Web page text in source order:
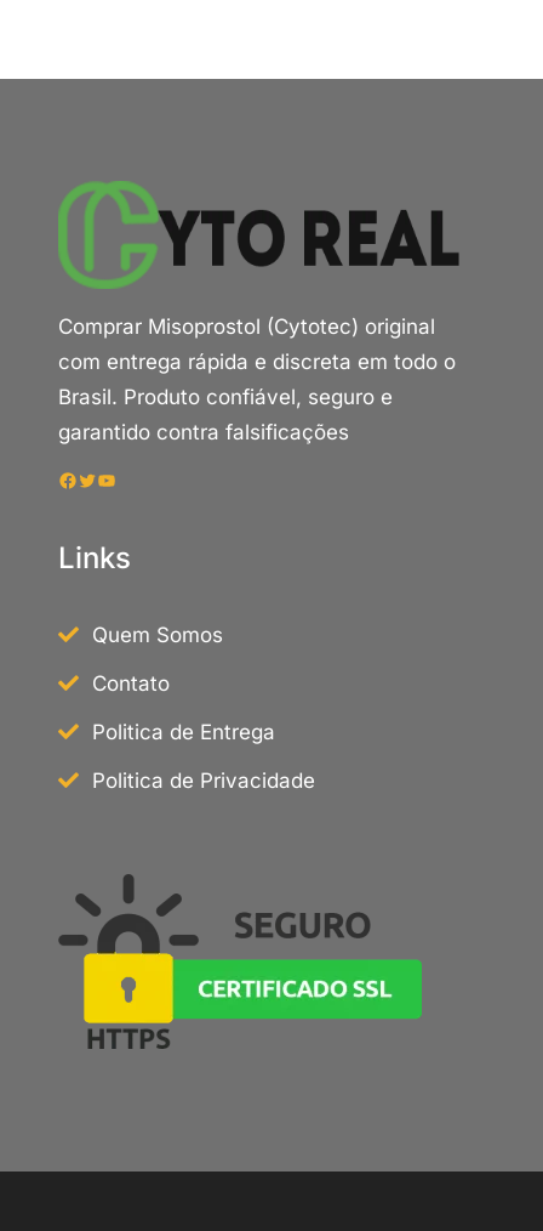
Comprar Misoprostol (Cytotec) original
com entrega rápida e discreta em todo o
Brasil. Produto confiável, seguro e
garantido contra falsificações
Facebook Twitter Youtube
Links
Quem Somos
Contato
Politica de Entrega
Politica de Privacidade